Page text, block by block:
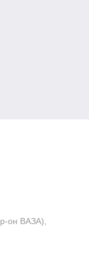
он ВАЗА),